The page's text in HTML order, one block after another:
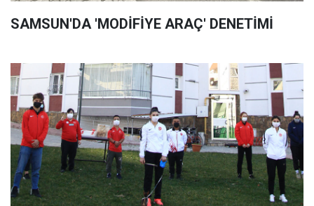
SAMSUN'DA 'MODİFİYE ARAÇ' DENETİMİ